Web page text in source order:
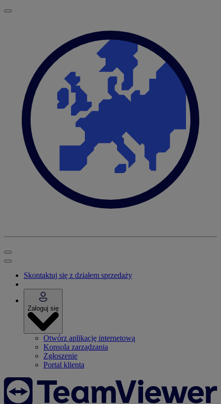
Skontaktuj się z działem sprzedaży
Zaloguj się
Otwórz aplikację internetową
Konsola zarządzania
Zgłoszenie
Portal klienta